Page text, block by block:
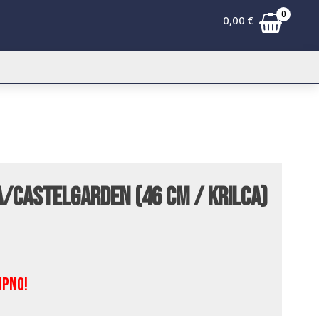
0,00 € 0
Castelgarden (46 cm / krilca)